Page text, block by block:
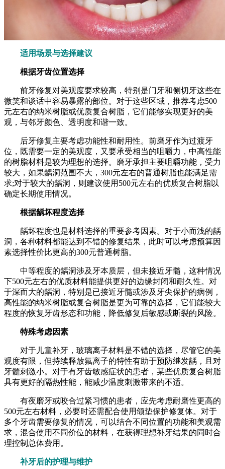
适用场景与选择建议
根据牙齿位置选择
前牙修复对美观度要求较高，特别是门牙和侧切牙这些在
微笑和谈话中容易暴露的部位。对于这些区域，推荐考虑500
元左右的纳米树脂或优质复合树脂，它们能够实现更好的美
观，与邻牙颜色、透明度和谐一致。
后牙修复主要考虑功能性和耐用性。前磨牙作为过渡牙
位，既需要一定的美观度，又要承受相当的咀嚼力，中高性能
的树脂材料是较为理想的选择。磨牙承担主要咀嚼功能，受力
较大，如果龋洞范围不大，300元左右的普通树脂也能满足需
求;对于较大的龋洞，则建议使用500元左右的优质复合树脂以
确定长期使用情况。
根据龋坏程度选择
龋坏程度也是材料选择的重要参考因素。对于小而浅的龋
洞，各种材料都能达到不错的修复结果，此时可以考虑预算因
素选择性价比更高的300元普通树脂。
中等程度的龋洞涉及牙本质层，但未接近牙髓，这种情况
下500元左右的优质材料能提供更好的边缘封闭和耐久性。对
于深而大的龋洞，特别是已接近牙髓或涉及牙尖保护的病例，
高性能的纳米树脂或复合树脂是更为可靠的选择，它们能较大
程度的恢复牙齿形态和功能，降低修复后敏感或断裂的风险。
特殊考虑因素
对于儿童补牙，玻璃离子材料是不错的选择，尽管它的美
观度有限，但持续释放氟离子的特性有助于预防继发龋，且对
牙髓刺激小。对于有牙齿敏感症状的患者，某些优质复合树脂
具有更好的隔热性能，能减少温度刺激带来的不适。
有夜磨牙或咬合过紧习惯的患者，应先考虑耐磨性更高的
500元左右材料，必要时还需配合使用颌垫保护修复体。对于
多个牙齿需要修复的情况，可以结合不同位置的功能和美观需
求，混合使用不同价位的材料，在获得理想补牙结果的同时合
理控制总体费用。
补牙后的护理与维护